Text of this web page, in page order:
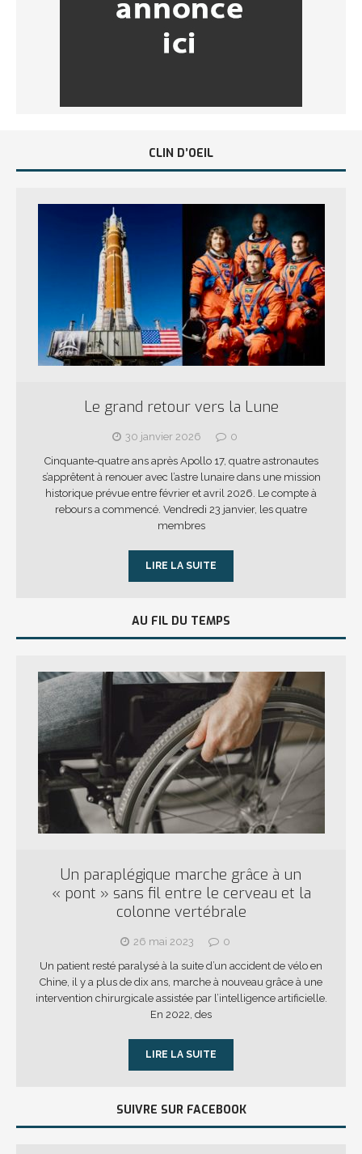
CLIN D’OEIL
Le grand retour vers la Lune
30 janvier 2026
0
Cinquante-quatre ans après Apollo 17, quatre astronautes
s’apprêtent à renouer avec l’astre lunaire dans une mission
historique prévue entre février et avril 2026. Le compte à
rebours a commencé. Vendredi 23 janvier, les quatre
membres
LIRE LA SUITE
AU FIL DU TEMPS
Un paraplégique marche grâce à un
« pont » sans fil entre le cerveau et la
colonne vertébrale
26 mai 2023
0
Un patient resté paralysé à la suite d’un accident de vélo en
Chine, il y a plus de dix ans, marche à nouveau grâce à une
intervention chirurgicale assistée par l’intelligence artificielle.
En 2022, des
LIRE LA SUITE
SUIVRE SUR FACEBOOK